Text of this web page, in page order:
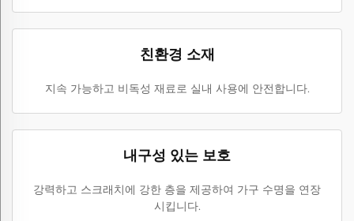
친환경 소재
지속 가능하고 비독성 재료로 실내 사용에 안전합니다.
내구성 있는 보호
강력하고 스크래치에 강한 층을 제공하여 가구 수명을 연장
시킵니다.